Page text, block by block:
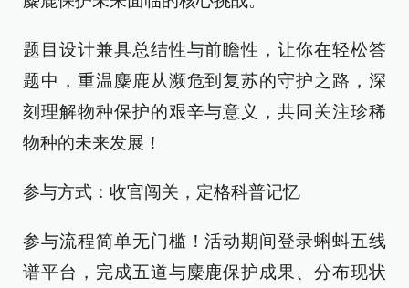
题目设计兼具总结性与前瞻性，让你在轻松答
题中，重温麋鹿从濒危到复苏的守护之路，深
刻理解物种保护的艰辛与意义，共同关注珍稀
物种的未来发展！
参与方式：收官闯关，定格科普记忆
参与流程简单无门槛！活动期间登录蝌蚪五线
谱平台，完成五道与麋鹿保护成果、分布现状